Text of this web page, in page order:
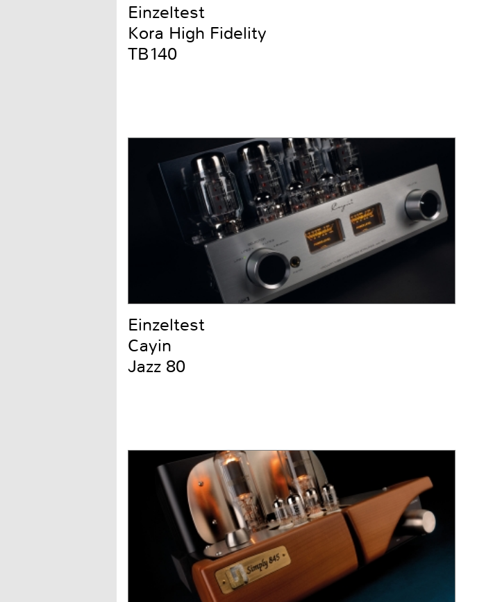
Einzeltest
Kora High Fidelity
TB140
Einzeltest
Cayin
Jazz 80